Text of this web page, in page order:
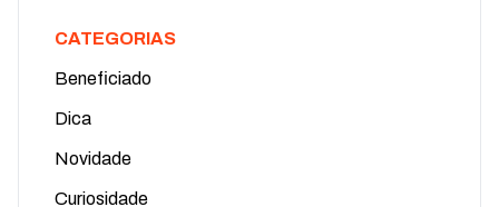
CATEGORIAS
Beneficiado
Dica
Novidade
Curiosidade